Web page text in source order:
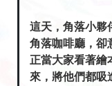
這天，角落小夥
角落咖啡廳，卻
正當大家看著繪
來，將他們都吸